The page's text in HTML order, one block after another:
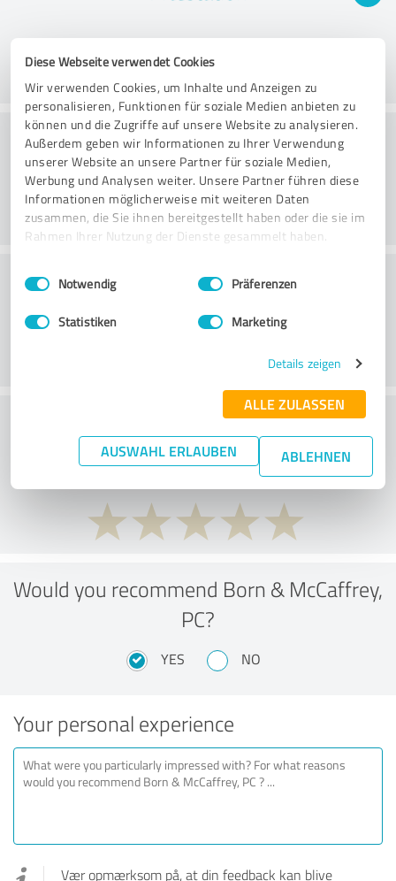
Diese Webseite verwendet Cookies
Wir verwenden Cookies, um Inhalte und Anzeigen zu
personalisieren, Funktionen für soziale Medien anbieten zu
können und die Zugriffe auf unsere Website zu analysieren.
Außerdem geben wir Informationen zu Ihrer Verwendung
unserer Website an unsere Partner für soziale Medien,
Werbung und Analysen weiter. Unsere Partner führen diese
Informationen möglicherweise mit weiteren Daten
zusammen, die Sie ihnen bereitgestellt haben oder die sie im
Rahmen Ihrer Nutzung der Dienste gesammelt haben.
Impressum Datenschutzbestimmungen
Einwilligungsauswahl
Notwendig Präferenzen
Statistiken Marketing
Details zeigen
ALLE ZULASSEN
AUSWAHL ERLAUBEN ABLEHNEN
Rådgivning
Kundeservice
What do you think of the price to
performance ratio?
Would you recommend Born & McCaffrey,
PC?
YES NO
Your personal experience
Vær opmærksom på, at din feedback kan blive